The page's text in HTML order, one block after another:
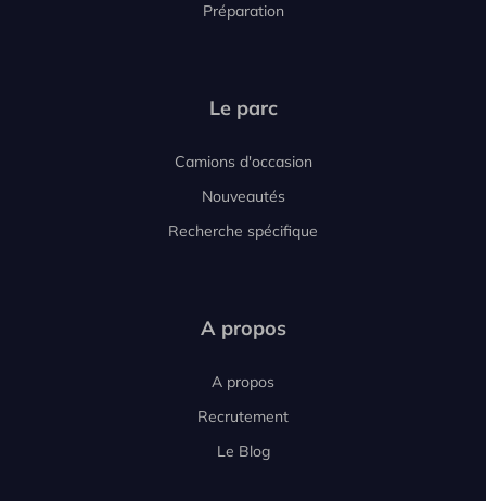
Préparation
Le parc
Camions d'occasion
Nouveautés
Recherche spécifique
A propos
A propos
Recrutement
Le Blog